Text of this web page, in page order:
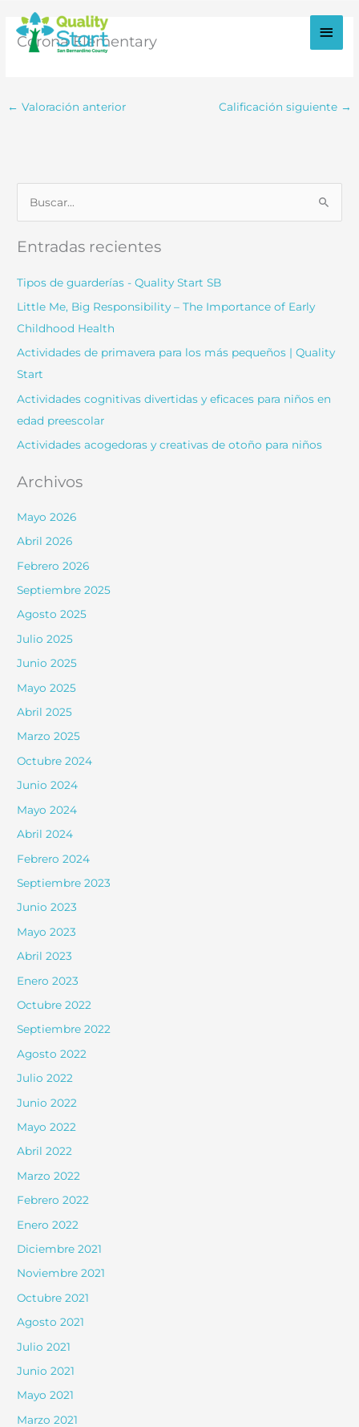
contenido
Corona Elementary
← Valoración anterior Calificación siguiente →
a
r
:
Entradas recientes
Tipos de guarderías - Quality Start SB
Little Me, Big Responsibility – The Importance of Early
Childhood Health
Actividades de primavera para los más pequeños | Quality
Start
Actividades cognitivas divertidas y eficaces para niños en
edad preescolar
Actividades acogedoras y creativas de otoño para niños
Archivos
Mayo 2026
Abril 2026
Febrero 2026
Septiembre 2025
Agosto 2025
Julio 2025
Junio 2025
Mayo 2025
Abril 2025
Marzo 2025
Octubre 2024
Junio 2024
Mayo 2024
Abril 2024
Febrero 2024
Septiembre 2023
Junio 2023
Mayo 2023
Abril 2023
Enero 2023
Octubre 2022
Septiembre 2022
Agosto 2022
Julio 2022
Junio 2022
Mayo 2022
Abril 2022
Marzo 2022
Febrero 2022
Enero 2022
Diciembre 2021
Noviembre 2021
Octubre 2021
Agosto 2021
Julio 2021
Junio 2021
Mayo 2021
Marzo 2021